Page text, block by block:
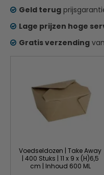
Voedseldozen | Take Away
| 400 Stuks | 11 x 9 x (H)6,5
cm | Inhoud 600 ML
Geld terug
Lage prijzen hoge
Gratis verzending